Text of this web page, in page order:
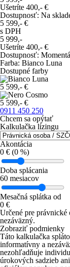
Ušetríte 400,- €
Dostupnosť: Na
5 599,- €
s DPH
5 999,-
Ušetríte 400,- €
Dostupnosť:
Farba: Bianco Luna
Dostupné farby
5 599,- €
5 599,- €
0911 450 250
Chcem sa opýtať
Kalkulačka lízingu
Akontácia
0 € (0 %)
Doba splácania
60 mesiacov
Mesačná splátka od
0 €
Určené pre právnické
nezáväzný.
Zobraziť podmienky
Táto kalkulačka
informatívny a
nezohľadňuje
úrokových sadzieb